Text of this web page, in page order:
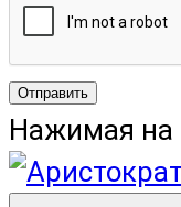
Отправить
Нажимая на